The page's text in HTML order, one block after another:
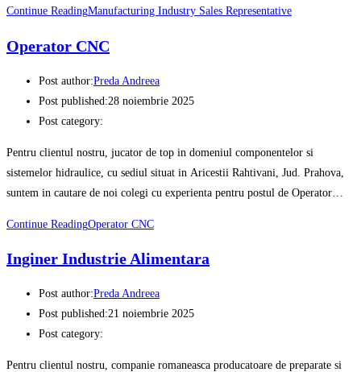
Continue ReadingManufacturing Industry Sales Representative
Operator CNC
Post author:Preda Andreea
Post published:28 noiembrie 2025
Post category:
Pentru clientul nostru, jucator de top in domeniul componentelor si
sistemelor hidraulice, cu sediul situat in Aricestii Rahtivani, Jud. Prahova,
suntem in cautare de noi colegi cu experienta pentru postul de Operator…
Continue ReadingOperator CNC
Inginer Industrie Alimentara
Post author:Preda Andreea
Post published:21 noiembrie 2025
Post category:
Pentru clientul nostru, companie romaneasca producatoare de preparate si